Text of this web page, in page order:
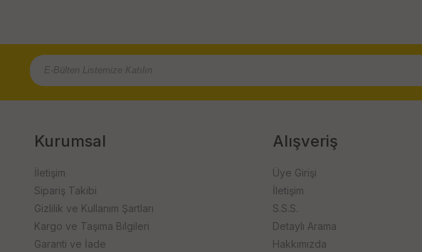
Kurumsal
İletişim
Sipariş Takibi
Gizlilik ve Kullanım Şartları
Kargo ve Taşıma Bilgileri
Garanti ve İade
Alışveriş
Üye Girişi
İletişim
S.S.S.
Detaylı Arama
Hakkımızda